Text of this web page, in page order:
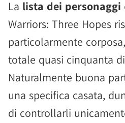
La lista dei personaggi
Warriors: Three Hopes
particolarmente
totale quasi cinquanta
Naturalmente buona
una specifica casata,
di controllarli